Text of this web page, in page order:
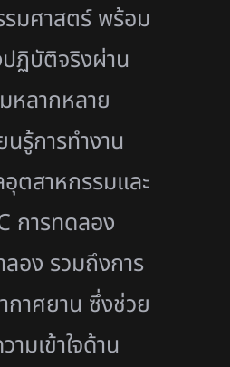
มศาสตร์ พร้อม
ฏิบัติจริงผ่าน
หลากหลาย
นรู้การทำงาน
ตสาหกรรมและ
การทดลอง
ลอง รวมถึงการ
กาศยาน ซึ่งช่วย
ามเข้าใจด้าน